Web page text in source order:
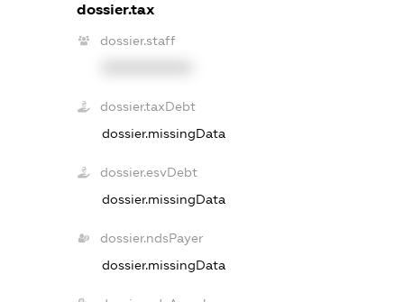
dossier.tax
dossier.staff
dossier.taxDebt
dossier.missingData
dossier.esvDebt
dossier.missingData
dossier.ndsPayer
dossier.missingData